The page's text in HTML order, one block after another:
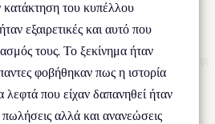
κατάκτηση του κυπέλλου
εξαιρετικές και αυτό που
τους. Το ξεκίνημα ήταν
φοβήθηκαν πως η ιστορία
λεφτά που είχαν δαπανηθεί ήταν
αλλά και ανανεώσεις